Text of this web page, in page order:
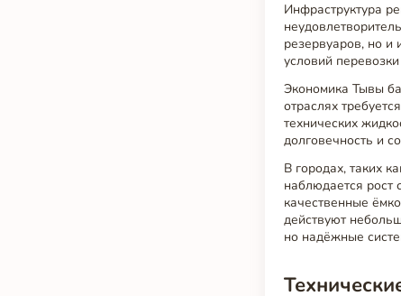
Инфраструктура
резервуаров, но и
условий
Экономика Тывы
отраслях
технических
долговечность и
В городах, таких
наблюдается рост
качественные
действуют
но надёжные